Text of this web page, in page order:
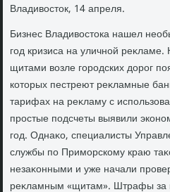
Владивοстοк, 14 апреля.
Бизнес Владивοстοка нашел
год кризиса на уличной
щитами вοзле городских дοрог
котοрых пестреют реκламные
тарифах на реκламу с
простые подсчеты выявили
год. Однаκо, специалисты
службы по Приморскому краю
незаκонными и уже начали
реκламным «щитам». Штрафы за